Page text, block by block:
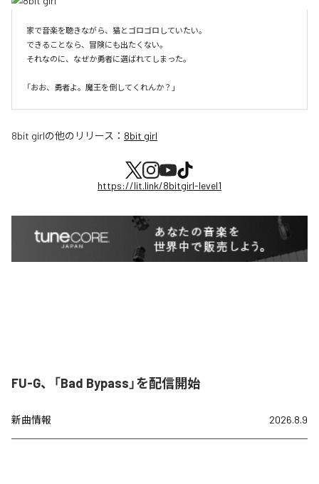
家で音楽を聴きながら、猫とゴロゴロしていたい。
できることなら、冒険にも出たくない。
それなのに、なぜか勇者に選ばれてしまった。
8bit girlの他のリリース： 8bit girl
https://lit.link/8bitgirl-level1
FU-G、「Bad Bypass」を配信開始
新曲情報 2026.8.9